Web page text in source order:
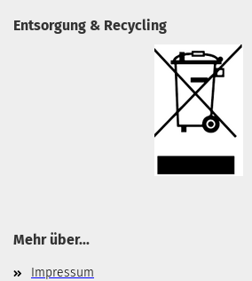
Entsorgung & Recycling
Mehr über...
Impressum